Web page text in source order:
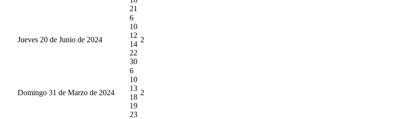
21
Jueves 20 de Junio de 2024
6
10
12
14
22
30
2
Domingo 31 de Marzo de 2024
6
10
13
18
19
23
2